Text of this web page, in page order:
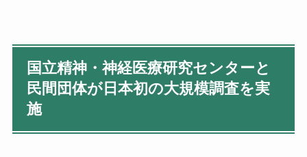
国立精神・神経医療研究センターと
民間団体が日本初の大規模調査を実
施